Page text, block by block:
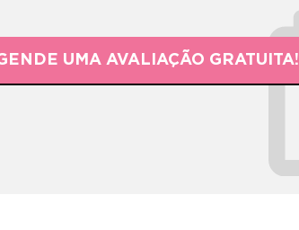
UMA AVALIAÇÃO GRATUITA!